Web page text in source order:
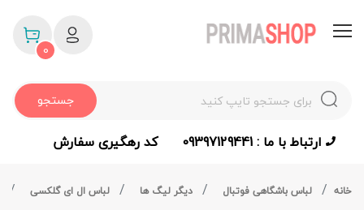
جستجو
0
ارتباط با ما : 09397129441 کد رهگیری سفارش
خانه لباس باشگاهی فوتبال دیگر لیگ ها لباس ال ای گلکسی